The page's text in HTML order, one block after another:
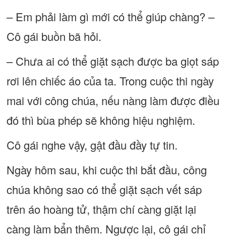
– Em phải làm gì mới có thể giúp chàng? –
Cô gái buồn bã hỏi.
– Chưa ai có thể giặt sạch được ba giọt sáp
rơi lên chiếc áo của ta. Trong cuộc thi ngày
mai với công chúa, nếu nàng làm được điều
đó thì bùa phép sẽ không hiệu nghiệm.
Cô gái nghe vậy, gật đầu đầy tự tin.
Ngày hôm sau, khi cuộc thi bắt đầu, công
chúa không sao có thể giặt sạch vết sáp
trên áo hoàng tử, thậm chí càng giặt lại
càng làm bẩn thêm. Ngược lại, cô gái chỉ